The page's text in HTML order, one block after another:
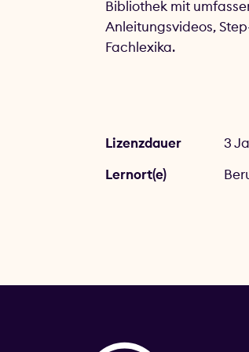
Bibliothek mit
Anleitungsvideos,
Fachlexika.
Lizenzdauer
3
Lernort(e)